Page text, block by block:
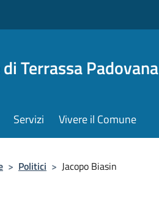
Terrassa Padovana
Servizi Vivere il Comune
> Politici > Jacopo Biasin